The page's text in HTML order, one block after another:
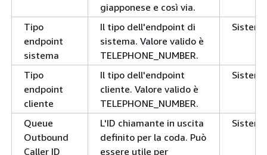
giapponese e così via.
Tipo
endpoint
sistema
Il tipo dell'endpoint di
sistema. Valore valido è
TELEPHONE_NUMBER.
Sistema
Tipo
endpoint
cliente
Il tipo dell'endpoint
cliente. Valore valido è
TELEPHONE_NUMBER.
Sistema
Queue
Outbound
Caller ID
L'ID chiamante in uscita
definito per la coda. Può
essere utile per
Sistema